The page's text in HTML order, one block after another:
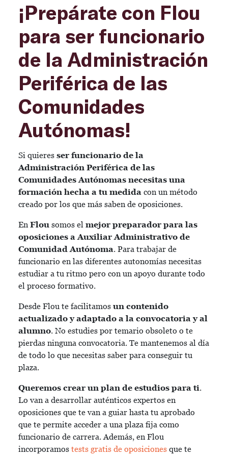
¡Prepárate con Flou
para ser funcionario
de la Administración
Periférica de las
Comunidades
Autónomas!
Si quieres ser funcionario de la
Administración Periférica de las
Comunidades Autónomas necesitas una
formación hecha a tu medida con un método
creado por los que más saben de oposiciones.
En Flou somos el mejor preparador para las
oposiciones a Auxiliar Administrativo de
Comunidad Autónoma. Para trabajar de
funcionario en las diferentes autonomías necesitas
estudiar a tu ritmo pero con un apoyo durante todo
el proceso formativo.
Desde Flou te facilitamos un contenido
actualizado y adaptado a la convocatoria y al
alumno. No estudies por temario obsoleto o te
pierdas ninguna convocatoria. Te mantenemos al día
de todo lo que necesitas saber para conseguir tu
plaza.
Queremos crear un plan de estudios para ti.
Lo van a desarrollar auténticos expertos en
oposiciones que te van a guiar hasta tu aprobado
que te permite acceder a una plaza fija como
funcionario de carrera. Además, en Flou
incorporamos tests gratis de oposiciones que te